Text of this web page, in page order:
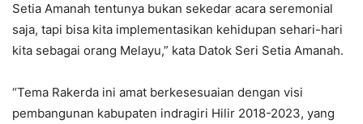
Setia Amanah tentunya bukan sekedar acara seremonial
saja, tapi bisa kita implementasikan kehidupan sehari-hari
kita sebagai orang Melayu,” kata Datok Seri Setia Amanah.
“Tema Rakerda ini amat berkesesuaian dengan visi
pembangunan kabupaten indragiri Hilir 2018-2023, yang